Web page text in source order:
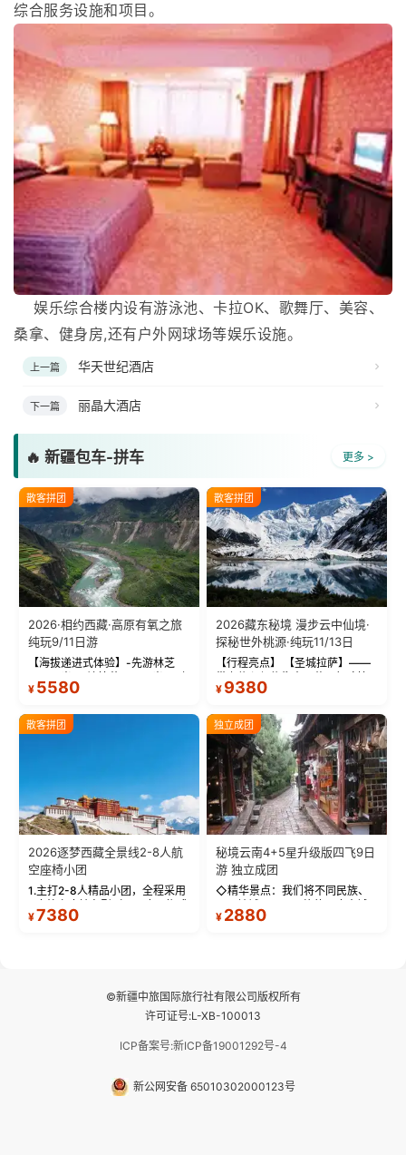
综合服务设施和项目。
娱乐综合楼内设有游泳池、卡拉OK、歌舞厅、美容、
桑拿、健身房,还有户外网球场等娱乐设施。
上一篇 华天世纪酒店
下一篇 丽晶大酒店
🔥 新疆包车-拼车 更多 >
散客拼团
2026·相约西藏·高原有氧之旅
纯玩9/11日游
【海拔递进式体验】-先游林芝
(2900米)再访拉萨(3650米)，亲
测 99%游客零高反 。 【贴心保
反根本不是事儿 ！ 【无人机航
拍】-雪山/圣湖/...
¥ 5580
散客拼团
2026藏东秘境 漫步云中仙境·
探秘世外桃源·纯玩11/13日
【行程亮点】 【圣城拉萨】——
带上信心与信仰去西藏，行吟拉
萨，感受这座城与生俱来的与众
城堡寺院于一体的宏伟建筑，是
西藏最完整的古代...
¥ 9380
散客拼团
2026逐梦西藏全景线2-8人航
空座椅小团
1.主打2-8人精品小团，全程采用
9座航空座椅车型（360度环抱式
座舱），提供VIP级别的舒适出行
¥7380
独立成团
秘境云南4+5星升级版四飞9日
游 独立成团
◇精华景点：我们将不同民族、
不同地域、不同风格的三座古城
—【大理古城、丽江古城、香格
¥ 2880
©新疆中旅国际旅行社有限公司版权所有
许可证号:L-XB-100013
ICP备案号:新ICP备19001292号-4
新公网安备 65010302000123号